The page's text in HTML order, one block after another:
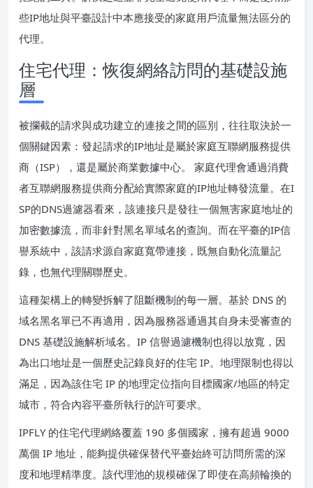
些IP地址與平臺設計中本應接受的家庭用戶流量無法區分的
代理。
住宅代理：恢復網絡訪問的基礎設施
層
被攔截的請求與成功建立的連接之間的區別，往往取決於一
個關鍵因素：發起請求的IP地址是屬於家庭互聯網服務提供
商（ISP），還是屬於商業數據中心。 家庭代理會通過消費
者互聯網服務提供商分配給實際家庭的IP地址轉發流量。在I
SP的DNS過濾器看來，該連接只是發往一個無害家庭地址的
加密數據流，而非針對黑名單域名的查詢。而在平臺的IP信
譽系統中，該請求源自家庭寬帶連接，既無自動化流量記
錄，也無代理關聯歷史。
這種架構上的轉變拆解了阻斷機制的每一層。基於 DNS 的
域名黑名單已不再適用，因為服務器通過其自身未受審查的
DNS 基礎設施解析域名。IP 信譽過濾機制也得以放寬，因
為出口地址是一個歷史記錄良好的住宅 IP。地理限制也得以
滿足，因為該住宅 IP 的地理定位指向目標國家/地區的特定
城市，符合內容平臺所執行的許可要求。
IPFLY 的住宅代理網絡覆蓋 190 多個國家，擁有超過 9000
萬個 IP 地址，能夠提供確保替代平臺始終可訪問所需的深
度和地理精準度。該代理池的規模確保了即使在高頻輪換的